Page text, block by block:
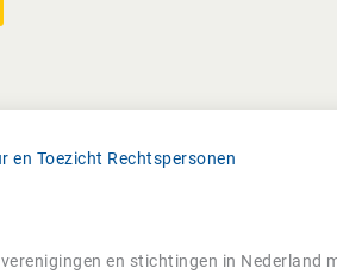
en Toezicht Rechtspersonen
en stichtingen in Nederland